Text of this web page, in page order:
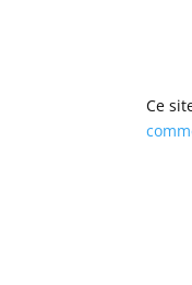
Ce